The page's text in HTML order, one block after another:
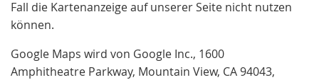
Fall die Kartenanzeige auf unserer Seite nicht nutzen
können.
Google Maps wird von Google Inc., 1600
Amphitheatre Parkway, Mountain View, CA 94043,